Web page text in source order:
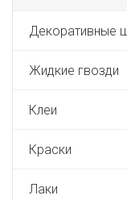
Декоративные
Жидкие гвозди
Клеи
Краски
Лаки